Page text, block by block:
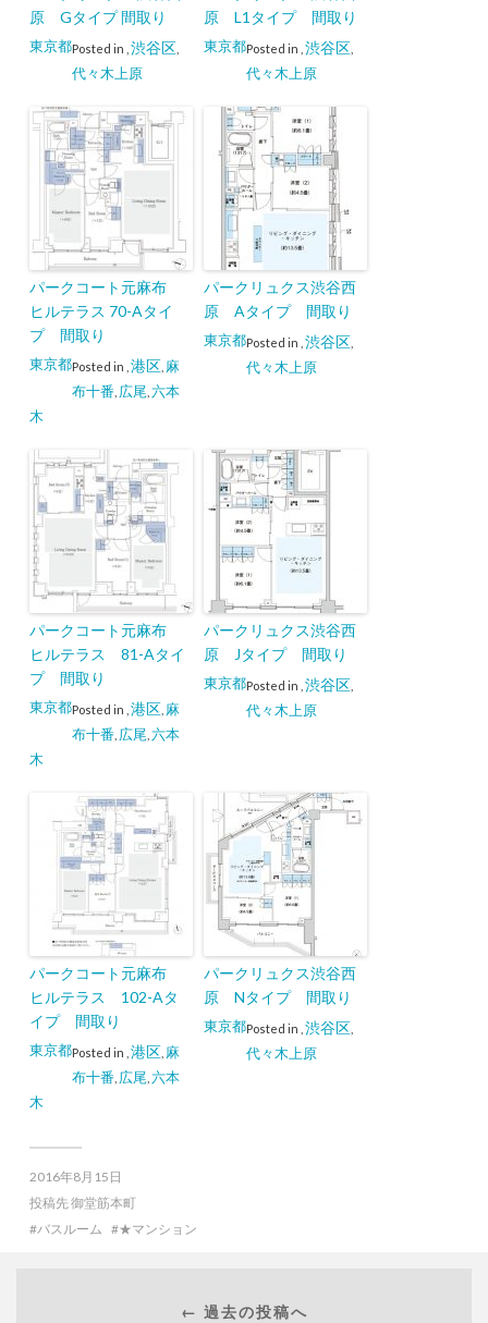
原 Gタイプ 間取り
Posted in
東京都 渋谷区
代々木上原
原 L1タイプ 間取り
Posted in
東京都 渋谷区
代々木上原
パークコート元麻布
ヒルテラス 70-Aタイ
プ 間取り
Posted in
東京都 港区 麻
布十番 広尾 六本
木
パークリュクス渋谷西
原 Aタイプ 間取り
Posted in
東京都 渋谷区
代々木上原
パークコート元麻布
ヒルテラス 81-Aタイ
プ 間取り
Posted in
東京都 港区 麻
布十番 広尾 六本
木
パークリュクス渋谷西
原 Jタイプ 間取り
Posted in
東京都 渋谷区
代々木上原
パークコート元麻布
ヒルテラス 102-Aタ
イプ 間取り
Posted in
東京都 港区 麻
布十番 広尾 六本
木
パークリュクス渋谷西
原 Nタイプ 間取り
Posted in
東京都 渋谷区
代々木上原
2016年8月15日
投稿先 御堂筋本町
バスルーム
★マンション
← 過去の投稿へ